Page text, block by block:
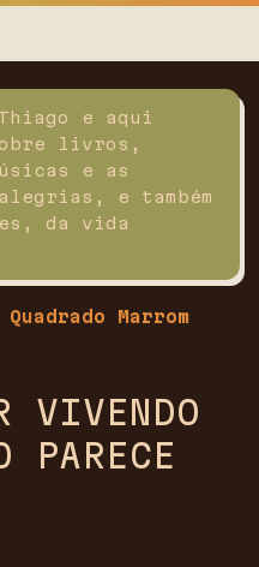
Thiago e aqui
livros,
e as
e também
da vida
Quadrado Marrom
VIVENDO
PARECE